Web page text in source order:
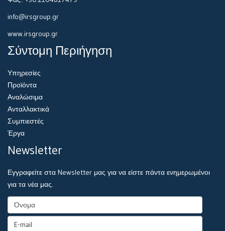
info@irsgroup.gr
www.irsgroup.gr
Σύντομη Περιήγηση
Υπηρεσίες
Προϊόντα
Αναλώσιμα
Ανταλλακτικά
Συμπιεστές
Έργα
Newsletter
Εγγραφείτε στα Newsletter μας για να είστε πάντα ενημερωμένοι
για τα νέα μας.